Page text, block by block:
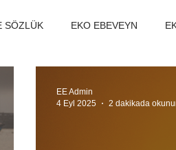
SÖZLÜK EKO EBEVEYN
Programı
EE Admin
4 Eyl 2025
2 dakikada